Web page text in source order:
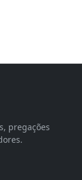
pregações